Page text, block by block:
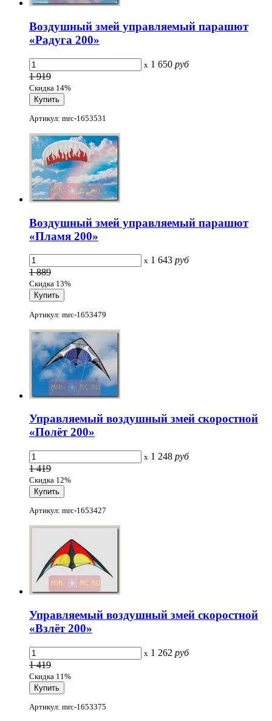
Воздушный змей управляемый парашют
«Радуга 200»
x 1 650 руб
1 919
Скидка 14%
Артикул: mrc-1653531
Воздушный змей управляемый парашют
«Пламя 200»
x 1 643 руб
1 889
Скидка 13%
Артикул: mrc-1653479
Управляемый воздушный змей скоростной
«Полёт 200»
x 1 248 руб
1 419
Скидка 12%
Артикул: mrc-1653427
Управляемый воздушный змей скоростной
«Взлёт 200»
x 1 262 руб
1 419
Скидка 11%
Артикул: mrc-1653375